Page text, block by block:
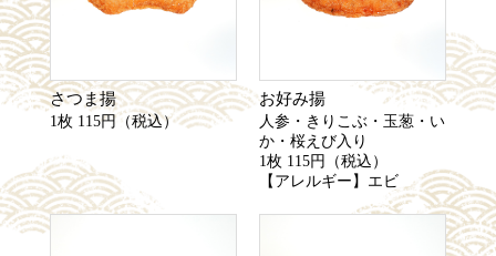
さつま揚
1枚 115円（税込）
お好み揚
人参・きりこぶ・玉葱・い
か・桜えび入り
1枚 115円（税込）
【アレルギー】エビ